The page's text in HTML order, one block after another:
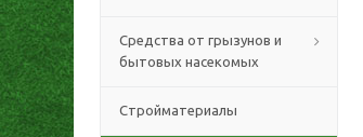
Средства от грызунов и
бытовых насекомых
Стройматериалы